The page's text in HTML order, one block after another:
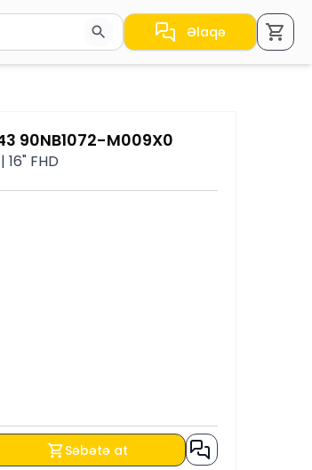
keçid etmək üçün ox
Əlaqə
90NB1072-M009X0
16" FHD
Səbətə at